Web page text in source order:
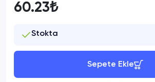
60.23₺
Stokta
Sepete Ekle